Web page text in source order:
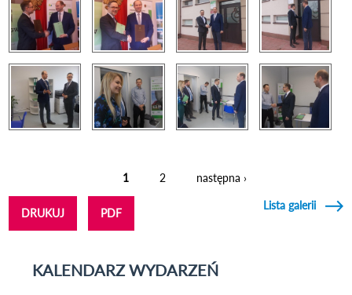
Strony
1 2 następna ›
DRUKUJ PDF
Lista galerii
KALENDARZ WYDARZEŃ